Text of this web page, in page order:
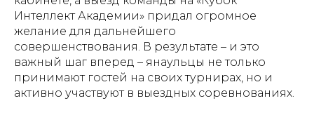
Интеллект Академии» придал огромное
желание для дальнейшего
совершенствования. В результате – и это
важный шаг вперед – янаульцы не только
принимают гостей на своих турнирах, но и
активно участвуют в выездных соревнованиях.